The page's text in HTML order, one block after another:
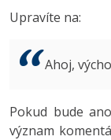
Best
Fórum
Upravíte na:
Ahoj,
Pokud bude
význam